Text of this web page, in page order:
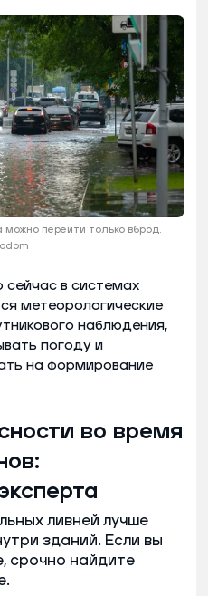
перейти только вброд.
сейчас в системах
метеорологические
наблюдения,
погоду и
на формирование
во время
ливней лучше
зданий. Если вы
срочно найдите